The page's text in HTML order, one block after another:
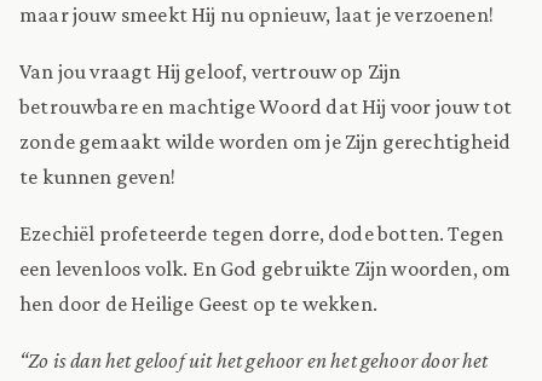
maar jouw smeekt Hij nu opnieuw, laat je verzoenen!
Van jou vraagt Hij geloof, vertrouw op Zijn
betrouwbare en machtige Woord dat Hij voor jouw tot
zonde gemaakt wilde worden om je Zijn gerechtigheid
te kunnen geven!
Ezechiël profeteerde tegen dorre, dode botten. Tegen
een levenloos volk. En God gebruikte Zijn woorden, om
hen door de Heilige Geest op te wekken.
“Zo is dan het geloof uit het gehoor en het gehoor door het